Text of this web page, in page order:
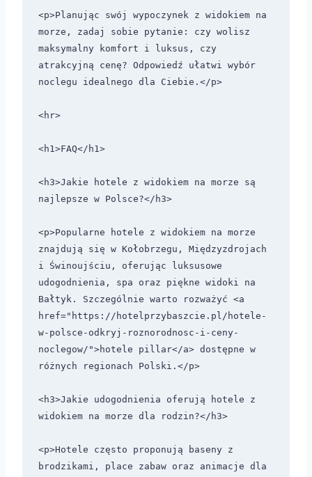
<p>Planując swój wypoczynek z widokiem na
morze, zadaj sobie pytanie: czy wolisz
maksymalny komfort i luksus, czy
atrakcyjną cenę? Odpowiedź ułatwi wybór
noclegu idealnego dla Ciebie.</p>
<hr>
<h1>FAQ</h1>
<h3>Jakie hotele z widokiem na morze są
najlepsze w Polsce?</h3>
<p>Popularne hotele z widokiem na morze
znajdują się w Kołobrzegu, Międzyzdrojach
i Świnoujściu, oferując luksusowe
udogodnienia, spa oraz piękne widoki na
Bałtyk. Szczególnie warto rozważyć <a
href="https://hotelprzybaszcie.pl/hotele-
w-polsce-odkryj-roznorodnosc-i-ceny-
noclegow/">hotele pillar</a> dostępne w
różnych regionach Polski.</p>
<h3>Jakie udogodnienia oferują hotele z
widokiem na morze dla rodzin?</h3>
<p>Hotele często proponują baseny z
brodzikami, place zabaw oraz animacje dla